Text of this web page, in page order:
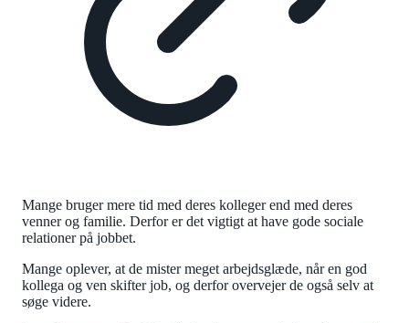
Mange bruger mere tid med deres kolleger end med deres
venner og familie. Derfor er det vigtigt at have gode sociale
relationer på jobbet.
Mange oplever, at de mister meget arbejdsglæde, når en god
kollega og ven skifter job, og derfor overvejer de også selv at
søge videre.